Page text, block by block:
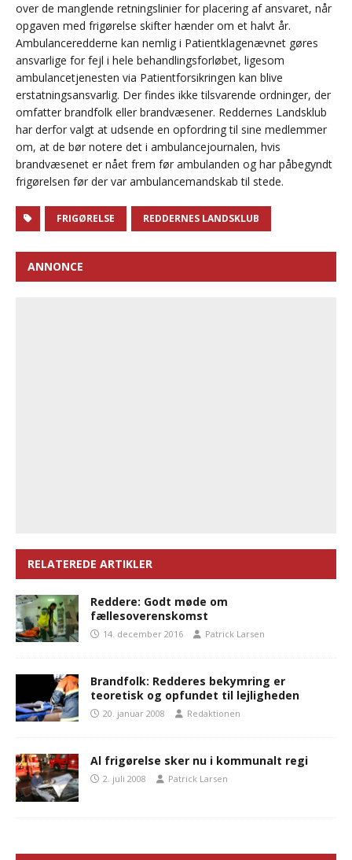
over de manglende retningslinier for placering af ansvaret, når
opgaven med frigørelse skifter hænder om et halvt år.
Ambulanceredderne kan nemlig i Patientklagenævnet gøres
ansvarlige for fejl i hele behandlingsforløbet, ligesom
ambulancetjenesten via Patientforsikringen kan blive
erstatningsansvarlig. Der findes ikke tilsvarende ordninger, der
omfatter brandfolk eller brandvæsener. Reddernes Landsklub
har derfor valgt at udsende en opfordring til sine medlemmer
om, at de bør notere det i ambulancejournalen, hvis
brandvæsenet er nået frem før ambulanden og har påbegyndt
frigørelsen før der var ambulancemandskab til stede.
FRIGØRELSE REDDERNES LANDSKLUB
ANNONCE
RELATEREDE ARTIKLER
Reddere: Godt møde om
fællesoverenskomst
14. december 2016 Patrick Larsen
Brandfolk: Redderes bekymring er
teoretisk og opfundet til lejligheden
20. januar 2008 Redaktionen
Al frigørelse sker nu i kommunalt regi
2. juli 2008 Patrick Larsen